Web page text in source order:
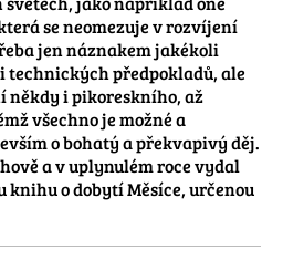
se neomezuje v rozvíjení
jen náznakem jakékoli
předpokladů, ale
někdy i pikoreskního, až
všechno je možné a
o bohatý a překvapivý děj.
a v uplynulém roce vydal
knihu o dobytí Měsíce, určenou